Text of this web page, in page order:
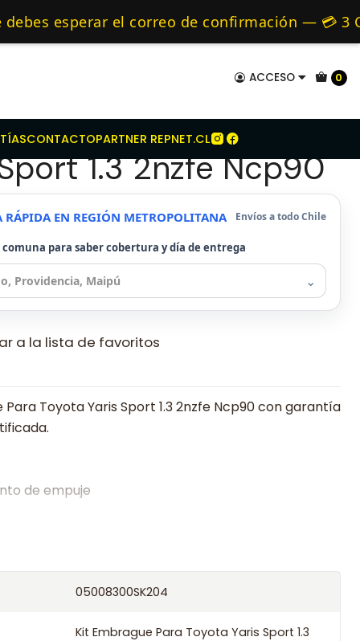
ACCESO 0
correo de confirmación — 💳 3
CONTACTOPARTNER REPNET.CL
de 24 hrs hábiles.
Kit Embrague Para Toyota Yaris Sport 1.3 2nzfe Ncp90
Para Toyota
1.3 2nzfe Ncp90
RÁPIDA EN REGIÓN METROPOLITANA Envíos a todo Chile
para saber cobertura y día de entrega
⌄
a la lista de favoritos
Para Toyota Yaris Sport 1.3 2nzfe Ncp90 con garantía
de empuje
05008300SK204
Kit Embrague Para Toyota Yaris Sport 1.3